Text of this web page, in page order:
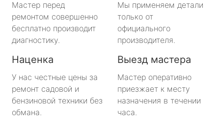
Мастер перед
ремонтом совершенно
бесплатно производит
диагностику.
Мы применяем детали
только от
официального
производителя.
Наценка
У нас честные цены за
ремонт садовой и
бензиновой техники без
обмана.
Выезд мастера
Мастер оперативно
приезжает к месту
назначения в течении
часа.